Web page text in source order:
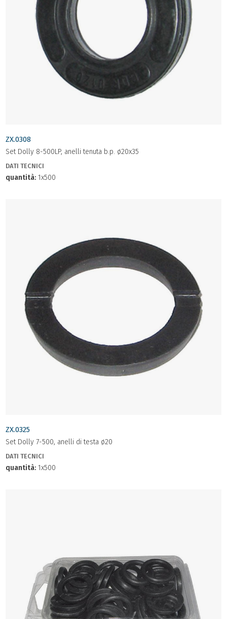
ZX.0308
Set Dolly 8-500LP, anelli tenuta b.p. ø20x35
DATI TECNICI
quantità: 1x500
ZX.0325
Set Dolly 7-500, anelli di testa ø20
DATI TECNICI
quantità: 1x500